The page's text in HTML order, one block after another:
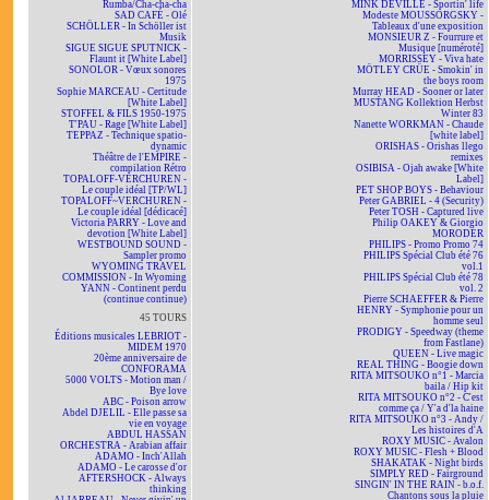
Rumba/Cha-cha-cha
SAD CAFÉ - Olé
SCHÖLLER - In Schöller ist
Musik
SIGUE SIGUE SPUTNICK -
Flaunt it [White Label]
SONOLOR - Vœux sonores
1975
Sophie MARCEAU - Certitude
[White Label]
STOFFEL & FILS 1950-1975
T'PAU - Rage [White Label]
TEPPAZ - Technique spatio-
dynamic
Théâtre de l'EMPIRE -
compilation Rétro
TOPALOFF-VERCHUREN -
Le couple idéal [TP/WL]
TOPALOFF~VERCHUREN -
Le couple idéal [dédicacé]
Victoria PARRY - Love and
devotion [White Label]
WESTBOUND SOUND -
Sampler promo
WYOMING TRAVEL
COMMISSION - In Wyoming
YANN - Continent perdu
(continue continue)
45 TOURS
Éditions musicales LEBRIOT -
MIDEM 1970
20ème anniversaire de
CONFORAMA
5000 VOLTS - Motion man /
Bye love
ABC - Poison arrow
Abdel DJELIL - Elle passe sa
vie en voyage
ABDUL HASSAN
ORCHESTRA - Arabian affair
ADAMO - Inch'Allah
ADAMO - Le carosse d'or
AFTERSHOCK - Always
thinking
MINK DEVILLE - Sportin' life
Modeste MOUSSORGSKY -
Tableaux d'une exposition
MONSIEUR Z - Fourrure et
Musique [numéroté]
MORRISSEY - Viva hate
MÖTLEY CRÜE - Smokin' in
the boys room
Murray HEAD - Sooner or later
MUSTANG Kollektion Herbst
Winter 83
Nanette WORKMAN - Chaude
[white label]
ORISHAS - Orishas llego
remixes
OSIBISA - Ojah awake [White
Label]
PET SHOP BOYS - Behaviour
Peter GABRIEL - 4 (Security)
Peter TOSH - Captured live
Philip OAKEY & Giorgio
MORODER
PHILIPS - Promo Promo 74
PHILIPS Spécial Club été 76
vol.1
PHILIPS Spécial Club été 78
vol. 2
Pierre SCHAEFFER & Pierre
HENRY - Symphonie pour un
homme seul
PRODIGY - Speedway (theme
from Fastlane)
QUEEN - Live magic
REAL THING - Boogie down
RITA MITSOUKO n°1 - Marcia
baila / Hip kit
RITA MITSOUKO n°2 - C'est
comme ça / Y'a d'la haine
RITA MITSOUKO n°3 - Andy /
Les histoires d'A
ROXY MUSIC - Avalon
ROXY MUSIC - Flesh + Blood
SHAKATAK - Night birds
SIMPLY RED - Fairground
SINGIN' IN THE RAIN - b.o.f.
Chantons sous la pluie